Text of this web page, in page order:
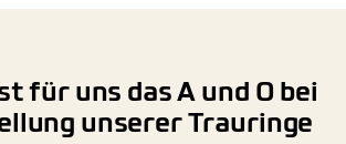
für uns das A und O bei
unserer Trauringe